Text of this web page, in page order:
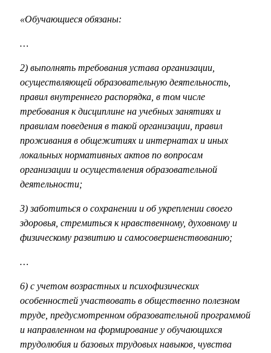
«Обучающиеся обязаны:
…
2) выполнять требования устава организации,
осуществляющей образовательную деятельность,
правил внутреннего распорядка, в том числе
требования к дисциплине на учебных занятиях и
правилам поведения в такой организации, правил
проживания в общежитиях и интернатах и иных
локальных нормативных актов по вопросам
организации и осуществления образовательной
деятельности;
3) заботиться о сохранении и об укреплении своего
здоровья, стремиться к нравственному, духовному и
физическому развитию и самосовершенствованию;
…
6) с учетом возрастных и психофизических
особенностей участвовать в общественно полезном
труде, предусмотренном образовательной программой
и направленном на формирование у обучающихся
трудолюбия и базовых трудовых навыков, чувства